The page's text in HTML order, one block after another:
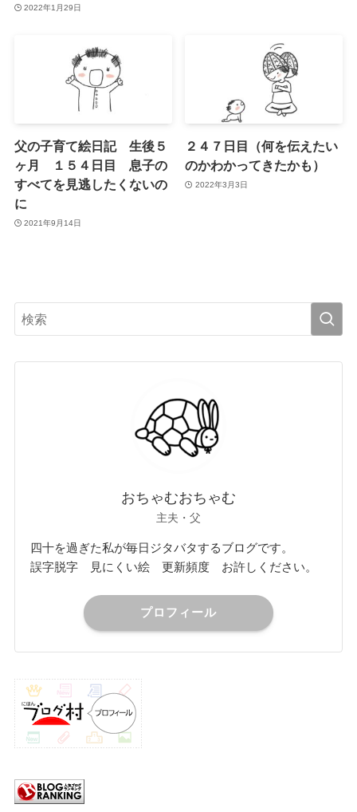
2022年1月29日
父の子育て絵日記 生後５
ヶ月 １５４日目 息子の
すべてを見逃したくないの
に
2021年9月14日
２４７日目（何を伝えたい
のかわかってきたかも）
2022年3月3日
おちゃむおちゃむ
主夫・父
四十を過ぎた私が毎日ジタバタするブログです。
誤字脱字 見にくい絵 更新頻度 お許しください。
プロフィール